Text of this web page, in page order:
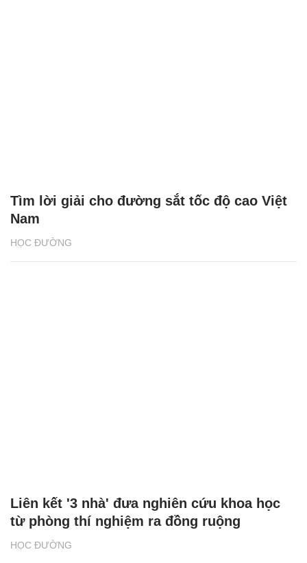
HỌC ĐƯỜNG
Tìm lời giải cho đường sắt tốc độ cao Việt
Nam
HỌC ĐƯỜNG
Liên kết '3 nhà' đưa nghiên cứu khoa học
từ phòng thí nghiệm ra đồng ruộng